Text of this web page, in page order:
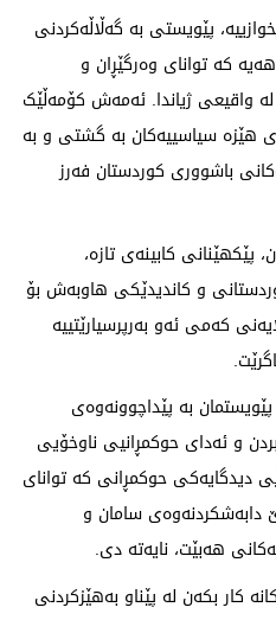
پێویستی بە گەڵاڵەکردنی
کە توانای وەرگێڕان و
واقیعی ژیاندا. ئەمەش کۆمەڵێک
هێزە سیاسییەکان بە گشتی و بە
باشووری کوردستان فەرز
پێکهێنانی کابینەی تازە،
و کاندیدێکی هاوبەش بۆ
کەمی ئەو بەرپرسیارێتییە
بە پێداچوونەوەی
و ئەدای حوکمڕانیی ناوخۆیی
حوکمڕانی کە توانای
دابەشکردنەوەی سامان و
هەبێت، نایەتە دی.
کار بکەن لە پێناو بەهێزکردنی